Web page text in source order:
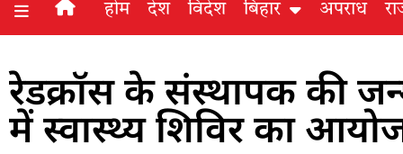
होम देश विदेश बिहार अपराध
रेडक्रॉस के संस्थापक की
में स्वास्थ्य शिविर का